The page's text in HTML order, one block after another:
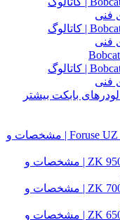
فنی
مینی لودر بابکت Bobcat S130 | کاتالوگ
فنی
مینی لودر بابکت Bobcat S300 | کاتالوگ
فنی
بابکت بیشتر
مینی لودر فوریوز Foruse UZ 1020 | مشخصات و
مینی لودر زرین کوپال ZK 950 | مشخصات و
مینی لودر زرین کوپال ZK 700 | مشخصات و
مینی لودر زرین کوپال ZK 650 | مشخصات و